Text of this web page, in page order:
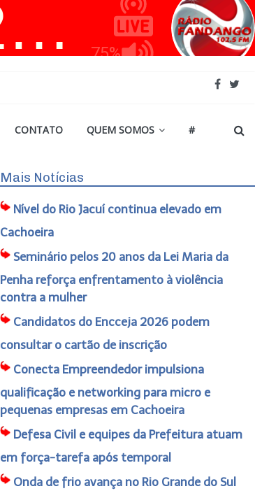
CONTATO QUEM SOMOS #
Mais Notícias
Nível do Rio Jacuí continua elevado em
Cachoeira
Seminário pelos 20 anos da Lei Maria da
Penha reforça enfrentamento à violência
contra a mulher
Candidatos do Encceja 2026 podem
consultar o cartão de inscrição
Conecta Empreendedor impulsiona
qualificação e networking para micro e
pequenas empresas em Cachoeira
Defesa Civil e equipes da Prefeitura atuam
em força-tarefa após temporal
Onda de frio avança no Rio Grande do Sul